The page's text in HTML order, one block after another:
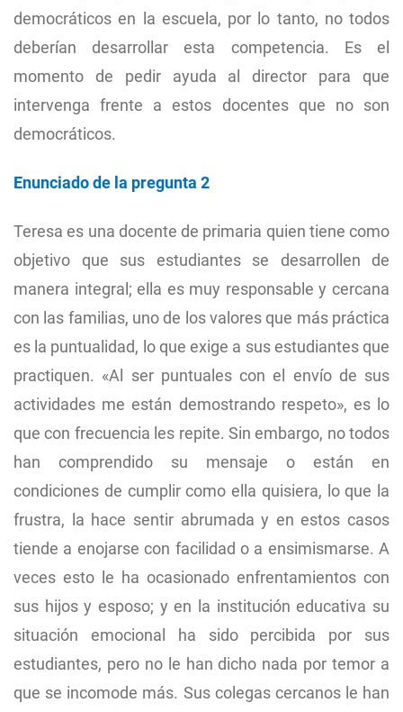
democráticos en la escuela, por lo tanto, no todos
deberían desarrollar esta competencia. Es el
momento de pedir ayuda al director para que
intervenga frente a estos docentes que no son
democráticos.
Enunciado de la pregunta 2
Teresa es una docente de primaria quien tiene como
objetivo que sus estudiantes se desarrollen de
manera integral; ella es muy responsable y cercana
con las familias, uno de los valores que más práctica
es la puntualidad, lo que exige a sus estudiantes que
practiquen. «Al ser puntuales con el envío de sus
actividades me están demostrando respeto», es lo
que con frecuencia les repite. Sin embargo, no todos
han comprendido su mensaje o están en
condiciones de cumplir como ella quisiera, lo que la
frustra, la hace sentir abrumada y en estos casos
tiende a enojarse con facilidad o a ensimismarse. A
veces esto le ha ocasionado enfrentamientos con
sus hijos y esposo; y en la institución educativa su
situación emocional ha sido percibida por sus
estudiantes, pero no le han dicho nada por temor a
que se incomode más. Sus colegas cercanos le han